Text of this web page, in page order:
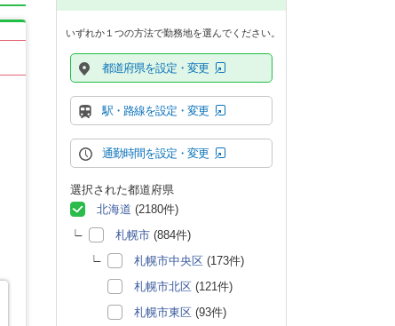
いずれか１つの方法で勤務地を選んでください。
都道府県を設定・変更
駅・路線を設定・変更
通勤時間を設定・変更
選択された都道府県
北海道 (2180件)
札幌市 (884件)
札幌市中央区 (173件)
札幌市北区 (121件)
札幌市東区 (93件)